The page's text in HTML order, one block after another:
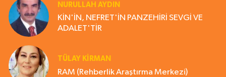
NURULLAH AYDIN
KİN'İN, NEFRET'İN PANZEHİRİ SEVGİ VE
ADALET'TİR
TÜLAY KİRMAN
RAM (Rehberlik Araştırma Merkezi)